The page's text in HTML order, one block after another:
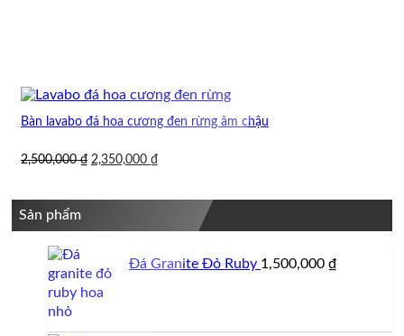
Bàn lavabo đá hoa cương đen rừng âm chậu
2,500,000₫ Giá
2,350,000 ₫Giá
2,350,000 ₫.
Sản phẩm
Đá Granite Đỏ Ruby 1,500,000 ₫